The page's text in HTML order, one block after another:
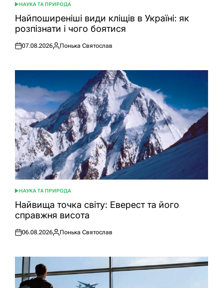
ОПУБЛІКУВАТИ
У
НАУКА ТА ПРИРОДА
Найпоширеніші види кліщів в Україні: як
розпізнати і чого боятися
Оприлюднено
07.08.2026
Опубліковано
Понька Святослав
ОПУБЛІКУВАТИ
У
НАУКА ТА ПРИРОДА
Найвища точка світу: Еверест та його
справжня висота
Оприлюднено
06.08.2026
Опубліковано
Понька Святослав